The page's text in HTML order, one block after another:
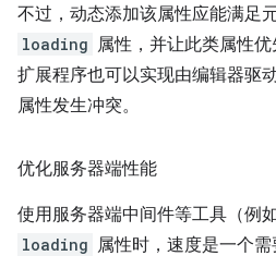
不过，动态添加该属性应能满足
loading 属性，并让此类属性
扩展程序也可以实现由编辑器驱
属性发生冲突。
优化服务器端性能
使用服务器端中间件等工具（例
loading 属性时，速度是一个